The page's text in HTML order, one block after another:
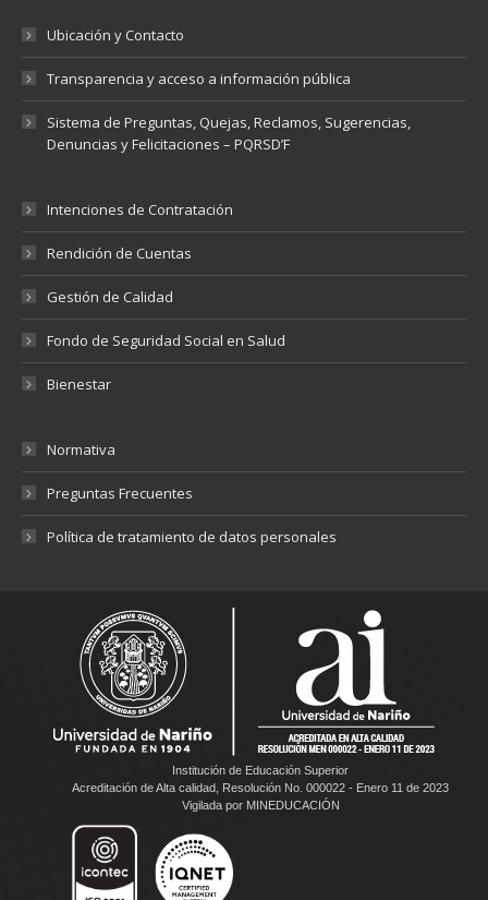
Ubicación y Contacto
Transparencia y acceso a información pública
Sistema de Preguntas, Quejas, Reclamos, Sugerencias,
Denuncias y Felicitaciones – PQRSD’F
Intenciones de Contratación
Rendición de Cuentas
Gestión de Calidad
Fondo de Seguridad Social en Salud
Bienestar
Normativa
Preguntas Frecuentes
Política de tratamiento de datos personales
Institución de Educación Superior
Acreditación de Alta calidad, Resolución No. 000022 - Enero 11 de 2023
Vigilada por MINEDUCACIÓN